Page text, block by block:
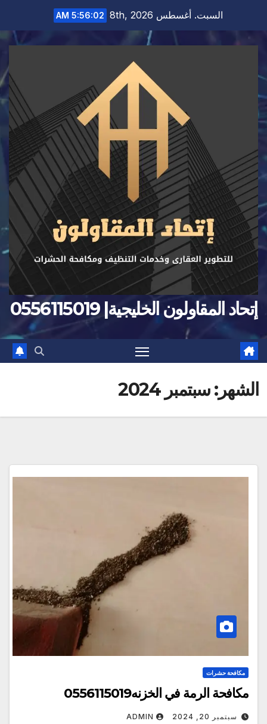
content
السبت. أغسطس 8th, 2026 5:56:02 AM
إتحاد المقاولون الخليجية| 0556115019
الشهر:سبتمبر 2024
مكافحة حشرات
مكافحة الرمة في الخزنه0556115019
سبتمبر 20, 2024 ADMIN